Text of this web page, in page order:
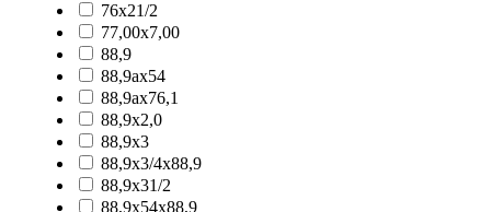
76x21/2
77,00x7,00
88,9
88,9ax54
88,9ax76,1
88,9x2,0
88,9x3
88,9x3/4x88,9
88,9x31/2
88,9x54x88,9